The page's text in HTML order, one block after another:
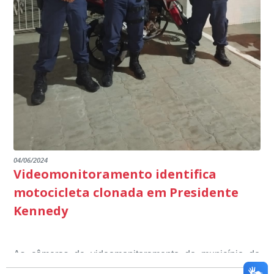
escuta pública tudo o que está sendo feito pela
Educação em Presidente Kennedy.
outros) são todos voltados para o desenvolvimento total
dos educandos. Tudo isso também foi demonstrado ao
Ministério Público através de depoimentos
emocionantes de pais e professores no decorrer da
escuta pública.
destacando ainda mais o compromisso de todos em
promover uma atuação coordenada, integrada e
dialogada em prol do desenvolvimento educacional.
04/06/2024
Videomonitoramento identifica
motocicleta clonada em Presidente
Kennedy
As câmeras de videomonitoramento do município de
Presidente Kennedy identificaram neste fim de semana,